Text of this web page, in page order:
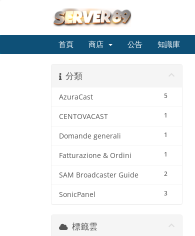
首頁 商店 公告 知識庫
分類
5
AzuraCast
1
CENTOVACAST
1
Domande generali
1
Fatturazione & Ordini
2
SAM Broadcaster Guide
3
SonicPanel
標籤雲